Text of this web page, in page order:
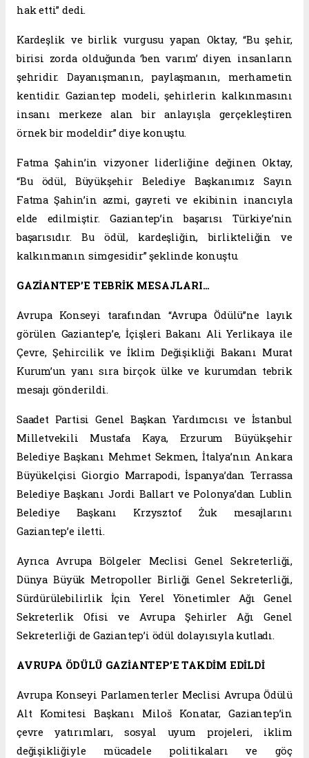
hak etti” dedi.
Kardeşlik ve birlik vurgusu yapan Oktay, “Bu şehir,
birisi zorda olduğunda ‘ben varım’ diyen insanların
şehridir. Dayanışmanın, paylaşmanın, merhametin
kentidir. Gaziantep modeli, şehirlerin kalkınmasını
insanı merkeze alan bir anlayışla gerçekleştiren
örnek bir modeldir” diye konuştu.
Fatma Şahin’in vizyoner liderliğine değinen Oktay,
“Bu ödül, Büyükşehir Belediye Başkanımız Sayın
Fatma Şahin’in azmi, gayreti ve ekibinin inancıyla
elde edilmiştir. Gaziantep’in başarısı Türkiye’nin
başarısıdır. Bu ödül, kardeşliğin, birlikteliğin ve
kalkınmanın simgesidir” şeklinde konuştu.
GAZİANTEP’E TEBRİK MESAJLARI…
Avrupa Konseyi tarafından “Avrupa Ödülü”ne layık
görülen Gaziantep’e, İçişleri Bakanı Ali Yerlikaya ile
Çevre, Şehircilik ve İklim Değişikliği Bakanı Murat
Kurum’un yanı sıra birçok ülke ve kurumdan tebrik
mesajı gönderildi.
Saadet Partisi Genel Başkan Yardımcısı ve İstanbul
Milletvekili Mustafa Kaya, Erzurum Büyükşehir
Belediye Başkanı Mehmet Sekmen, İtalya’nın Ankara
Büyükelçisi Giorgio Marrapodi, İspanya’dan Terrassa
Belediye Başkanı Jordi Ballart ve Polonya’dan Lublin
Belediye Başkanı Krzysztof Żuk mesajlarını
Gaziantep’e iletti.
Ayrıca Avrupa Bölgeler Meclisi Genel Sekreterliği,
Dünya Büyük Metropoller Birliği Genel Sekreterliği,
Sürdürülebilirlik İçin Yerel Yönetimler Ağı Genel
Sekreterlik Ofisi ve Avrupa Şehirler Ağı Genel
Sekreterliği de Gaziantep’i ödül dolayısıyla kutladı.
AVRUPA ÖDÜLÜ GAZİANTEP’E TAKDİM EDİLDİ
Avrupa Konseyi Parlamenterler Meclisi Avrupa Ödülü
Alt Komitesi Başkanı Miloš Konatar, Gaziantep’in
çevre yatırımları, sosyal uyum projeleri, iklim
değişikliğiyle mücadele politikaları ve göç